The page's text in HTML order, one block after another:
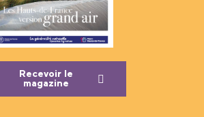
Recevoir le
magazine